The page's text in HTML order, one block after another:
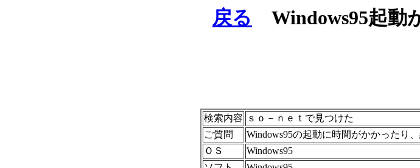
戻る Windows95起動
検索内容
ｓｏ－ｎｅｔで見つけた
ご質問
Windows95の起動に時間がかかったり
ＯＳ
Windows95